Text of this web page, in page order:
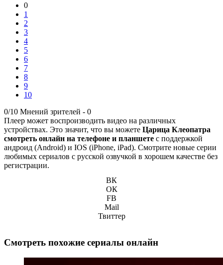
0
1
2
3
4
5
6
7
8
9
10
0/10 Мнений зрителей - 0
Плеер может воспроизводить видео на различных
устройствах. Это значит, что вы можете Царица Клеопатра
смотреть онлайн на телефоне и планшете с поддержкой
андроид (Android) и IOS (iPhone, iPad). Смотрите новые серии
любимых сериалов с русской озвучкой в хорошем качестве без
регистрации.
ВК
ОК
FB
Mail
Твиттер
Смотреть похожие сериалы онлайн